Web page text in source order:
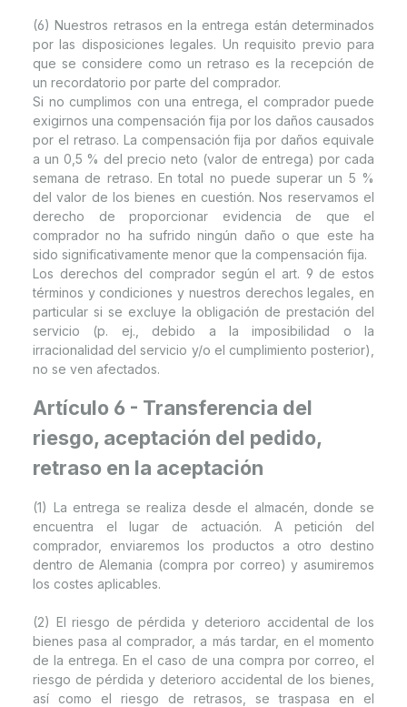
(6) Nuestros retrasos en la entrega están determinados
por las disposiciones legales. Un requisito previo para
que se considere como un retraso es la recepción de
un recordatorio por parte del comprador.
Si no cumplimos con una entrega, el comprador puede
exigirnos una compensación fija por los daños causados
por el retraso. La compensación fija por daños equivale
a un 0,5 % del precio neto (valor de entrega) por cada
semana de retraso. En total no puede superar un 5 %
del valor de los bienes en cuestión. Nos reservamos el
derecho de proporcionar evidencia de que el
comprador no ha sufrido ningún daño o que este ha
sido significativamente menor que la compensación fija.
Los derechos del comprador según el art. 9 de estos
términos y condiciones y nuestros derechos legales, en
particular si se excluye la obligación de prestación del
servicio (p. ej., debido a la imposibilidad o la
irracionalidad del servicio y/o el cumplimiento posterior),
no se ven afectados.
Artículo 6 - Transferencia del
riesgo, aceptación del pedido,
retraso en la aceptación
(1) La entrega se realiza desde el almacén, donde se
encuentra el lugar de actuación. A petición del
comprador, enviaremos los productos a otro destino
dentro de Alemania (compra por correo) y asumiremos
los costes aplicables.
(2) El riesgo de pérdida y deterioro accidental de los
bienes pasa al comprador, a más tardar, en el momento
de la entrega. En el caso de una compra por correo, el
riesgo de pérdida y deterioro accidental de los bienes,
así como el riesgo de retrasos, se traspasa en el